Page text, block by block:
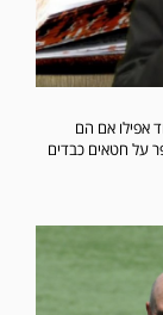
אפילו אם הם
על חטאים כבדים